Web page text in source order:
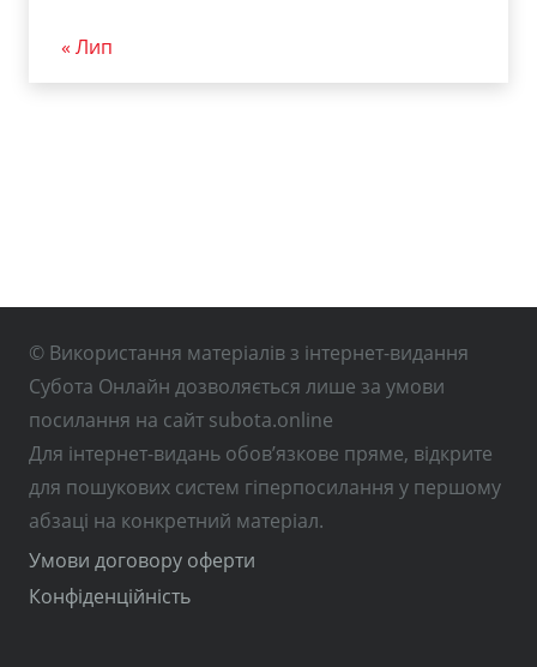
« Лип
© Використання матеріалів з інтернет-видання
Субота Онлайн дозволяється лише за умови
посилання на сайт subota.online
Для інтернет-видань обов’язкове пряме, відкрите
для пошукових систем гіперпосилання у першому
абзаці на конкретний матеріал.
Умови договору оферти
Конфіденційність